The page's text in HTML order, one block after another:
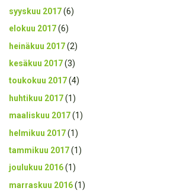
syyskuu 2017(6)
elokuu 2017(6)
heinäkuu 2017(2)
kesäkuu 2017(3)
toukokuu 2017(4)
huhtikuu 2017(1)
maaliskuu 2017(1)
helmikuu 2017(1)
tammikuu 2017(1)
joulukuu 2016(1)
marraskuu 2016(1)